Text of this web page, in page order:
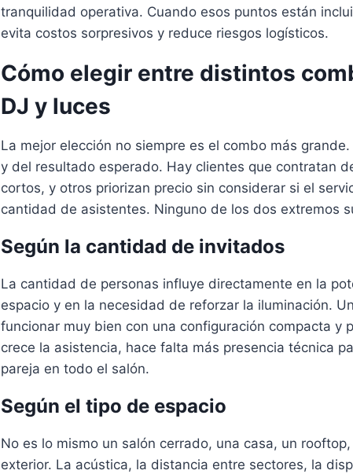
tranquilidad operativa. Cuando esos puntos están
evita costos sorpresivos y reduce riesgos logísticos.
Cómo elegir entre distintos
DJ y luces
La mejor elección no siempre es el combo más
y del resultado esperado. Hay clientes que contratan
cortos, y otros priorizan precio sin considerar si el
cantidad de asistentes. Ninguno de los dos extremos
Según la cantidad de invitados
La cantidad de personas influye directamente en la
espacio y en la necesidad de reforzar la iluminación.
funcionar muy bien con una configuración compacta y
crece la asistencia, hace falta más presencia técnica
pareja en todo el salón.
Según el tipo de espacio
No es lo mismo un salón cerrado, una casa, un
exterior. La acústica, la distancia entre sectores, la